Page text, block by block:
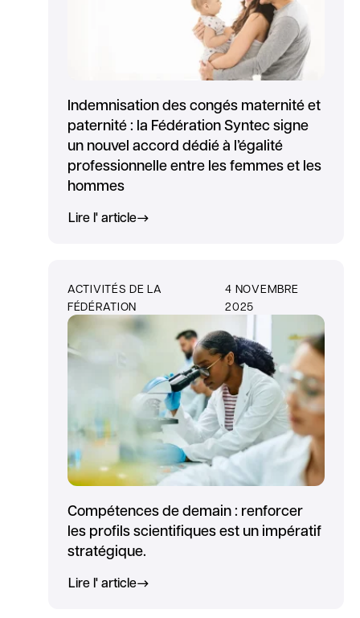
Indemnisation des congés maternité et
paternité : la Fédération Syntec signe
un nouvel accord dédié à l’égalité
professionnelle entre les femmes et les
hommes
Lire l' article
ACTIVITÉS DE LA
FÉDÉRATION
4 NOVEMBRE
2025
Compétences de demain : renforcer
les profils scientifiques est un impératif
stratégique.
Lire l' article